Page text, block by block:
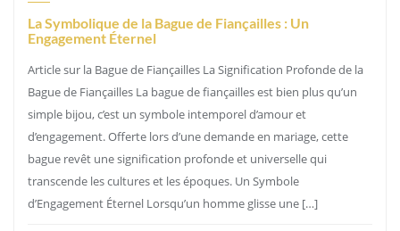
La Symbolique de la Bague de Fiançailles : Un
Engagement Éternel
Article sur la Bague de Fiançailles La Signification Profonde de la
Bague de Fiançailles La bague de fiançailles est bien plus qu’un
simple bijou, c’est un symbole intemporel d’amour et
d’engagement. Offerte lors d’une demande en mariage, cette
bague revêt une signification profonde et universelle qui
transcende les cultures et les époques. Un Symbole
d’Engagement Éternel Lorsqu’un homme glisse une […]